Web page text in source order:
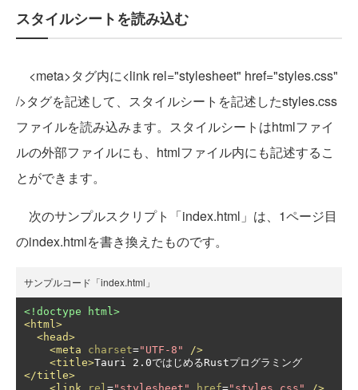
スタイルシートを読み込む
<meta>タグ内に<link rel="stylesheet" href="styles.css"
/>タグを記述して、スタイルシートを記述したstyles.css
ファイルを読み込みます。スタイルシートはhtmlファイ
ルの外部ファイルにも、htmlファイル内にも記述するこ
とができます。
次のサンプルスクリプト「index.html」は、1ページ目
のindex.htmlを書き換えたものです。
サンプルコード「index.html」
<!doctype html>
<html>
<head>
<meta
charset="UTF-8"
/>
<title>Tauri 2.0ではじめるRustプログラミング
</title>